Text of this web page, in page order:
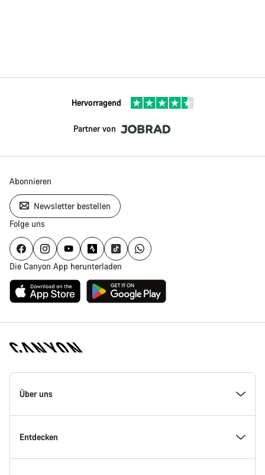
Hervorragend
Partner von
Abonnieren
Newsletter bestellen
Folge uns
Die Canyon App herunterladen
Canyon
Homepage
Über uns
Inside Canyon
Entdecken